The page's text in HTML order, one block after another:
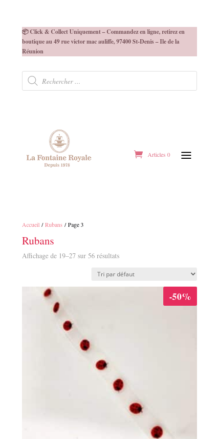
📦 Click & Collect Uniquement – Commandez en ligne, retirez en
boutique au 49 rue victor mac auliffe, 97400 St-Denis – Ile de la
Réunion
Recherche
produits
Articles 0
Accueil /Rubans / Page 3
Rubans
Affichage de 19–27 sur 56 résultats
-50%